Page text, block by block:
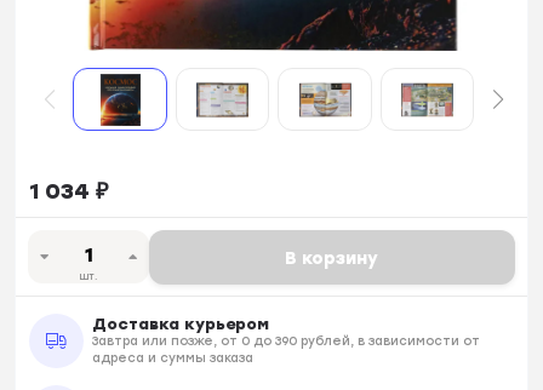
1 034 ₽
шт.
В корзину
Доставка курьером
Завтра или позже, от 0 до 390 рублей, в зависимости от
адреса и суммы заказа